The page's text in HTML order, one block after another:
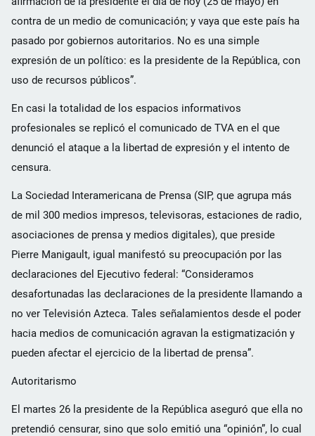
contra de un medio de comunicación; y vaya que este país ha
pasado por gobiernos autoritarios. No es una simple
expresión de un político: es la presidente de la República, con
uso de recursos públicos”.
En casi la totalidad de los espacios informativos
profesionales se replicó el comunicado de TVA en el que
denunció el ataque a la libertad de expresión y el intento de
censura.
La Sociedad Interamericana de Prensa (SIP, que agrupa más
de mil 300 medios impresos, televisoras, estaciones de radio,
asociaciones de prensa y medios digitales), que preside
Pierre Manigault, igual manifestó su preocupación por las
declaraciones del Ejecutivo federal: “Consideramos
desafortunadas las declaraciones de la presidente llamando a
no ver Televisión Azteca. Tales señalamientos desde el poder
hacia medios de comunicación agravan la estigmatización y
pueden afectar el ejercicio de la libertad de prensa”.
Autoritarismo
El martes 26 la presidente de la República aseguró que ella no
pretendió censurar, sino que solo emitió una “opinión”, lo cual